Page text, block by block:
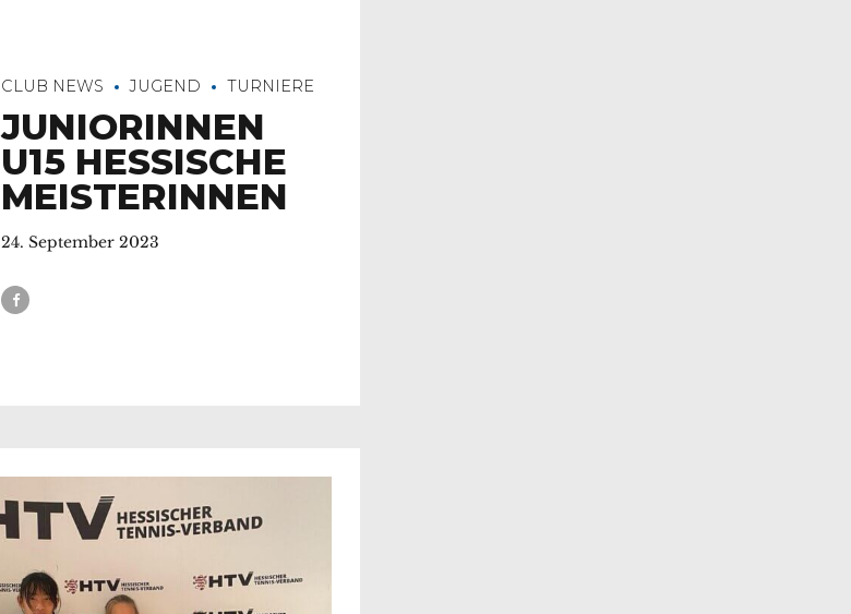
CLUB NEWS JUGEND TURNIERE
JUNIORINNEN
U15 HESSISCHE
MEISTERINNEN
24. September 2023